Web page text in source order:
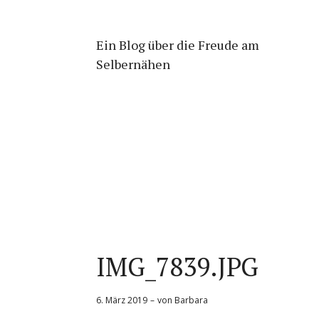
Ein Blog über die Freude am
Selbernähen
IMG_7839.JPG
6. März 2019 von Barbara